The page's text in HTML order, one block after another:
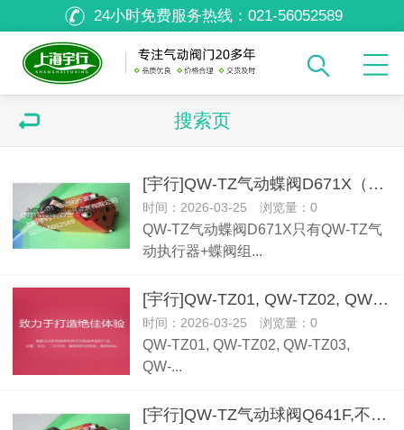
24小时免费服务热线： 021-56052589
搜索页
[宇行]QW-TZ气动蝶阀D671X（图片)介绍说明和产品外观
时间：2026-03-25 浏览量：0
QW-TZ气动蝶阀D671X只有QW-TZ气
动执行器+蝶阀组...
[宇行]QW-TZ01, QW-TZ02, QW-TZ03, QW-TZ04, QW-TZ05, QW-TZ06, QW-TZ
时间：2026-03-25 浏览量：0
QW-TZ01, QW-TZ02, QW-TZ03,
QW-...
[宇行]QW-TZ气动球阀Q641F,不锈钢气动球阀,气动铸钢球阀,